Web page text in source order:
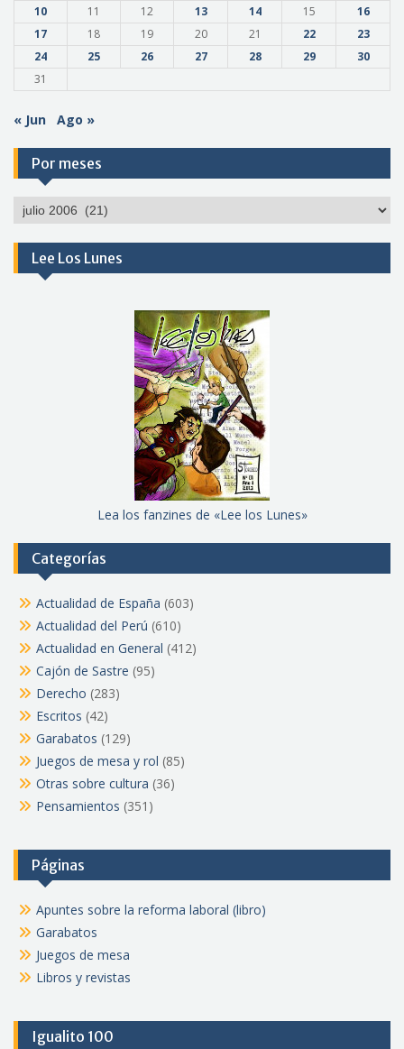
10 11 12 13 14 15
16
17
18 19 20 21 22
23
24
25 26 27 28 29
30
31
« Jun Ago »
Por meses
Por
Lee Los Lunes
Lea los fanzines de «Lee los Lunes»
Categorías
Actualidad de España (603)
Actualidad del Perú (610)
Actualidad en General (412)
Cajón de Sastre (95)
Derecho (283)
Escritos (42)
Garabatos (129)
Juegos de mesa y rol (85)
Otras sobre cultura (36)
Pensamientos (351)
Páginas
Apuntes sobre la reforma laboral (libro)
Garabatos
Juegos de mesa
Libros y revistas
Igualito 100